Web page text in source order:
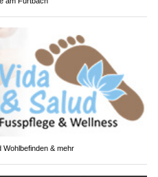
Wohlbefinden & mehr